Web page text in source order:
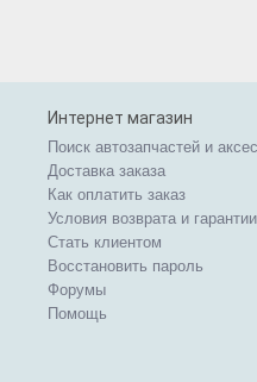
Интернет магазин
Поиск автозапчастей и
Доставка заказа
Как оплатить заказ
Условия возврата и гарантии
Стать клиентом
Восстановить пароль
Форумы
Помощь